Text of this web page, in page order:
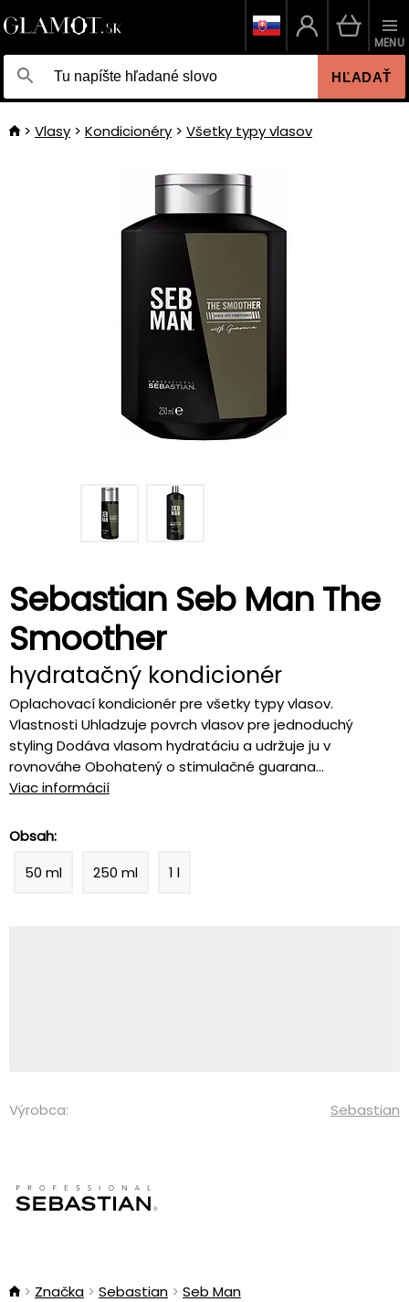
HĽADAŤ
MENU
Vlasy Kondicionéry Všetky typy vlasov
Sebastian Seb Man The
Smoother
hydratačný kondicionér
Oplachovací kondicionér pre všetky typy vlasov.
Vlastnosti Uhladzuje povrch vlasov pre jednoduchý
styling Dodáva vlasom hydratáciu a udržuje ju v
rovnováhe Obohatený o stimulačné guarana...
Viac informácií
Obsah:
50 ml
250 ml 1 l
Výrobca: Sebastian
Značka Sebastian Seb Man